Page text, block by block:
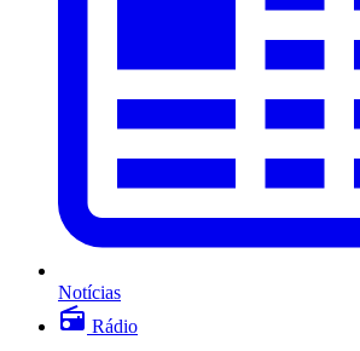
Notícias
Rádio